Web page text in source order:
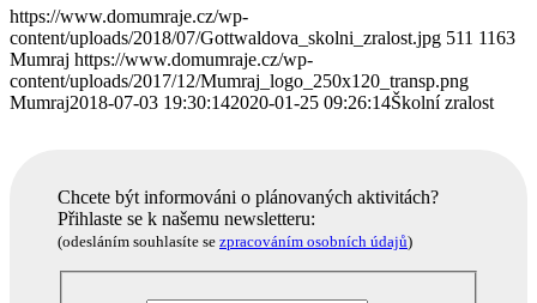
https://www.domumraje.cz/wp-
content/uploads/2018/07/Gottwaldova_skolni_zralost.jpg 511 1163
Mumraj https://www.domumraje.cz/wp-
content/uploads/2017/12/Mumraj_logo_250x120_transp.png
Mumraj2018-07-03 19:30:142020-01-25 09:26:14Školní zralost
Chcete být informováni o plánovaných aktivitách?
Přihlaste se k našemu newsletteru:
(odesláním souhlasíte se zpracováním osobních údajů)